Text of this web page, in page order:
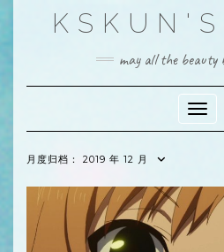
may all the beauty
月度归档： 2019 年 12 月